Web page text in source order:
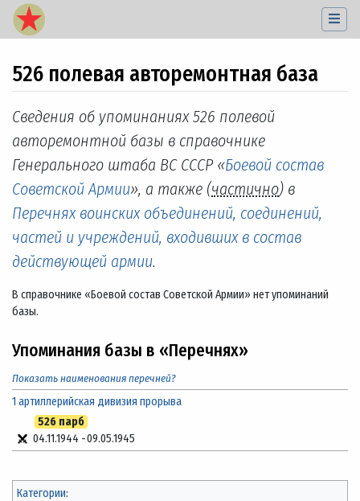
526 полевая авторемонтная база
Перейти к:навигация,поиск
Сведения об упоминаниях 526 полевой
авторемонтной базы в справочнике
Генерального штаба ВС СССР «Боевой состав
Советской Армии», а также (частично) в
Перечнях воинских объединений, соединений,
частей и учреждений, входивших в состав
действующей армии.
В справочнике «Боевой состав Советской Армии» нет упоминаний
базы.
Упоминания базы в «Перечнях»
Показать наименования перечней?
1 артиллерийская дивизия прорыва
526 парб
04.11.1944 -09.05.1945
Категории: